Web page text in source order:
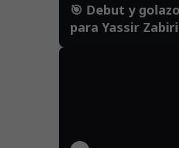
🎯 Debut y
para Yassir